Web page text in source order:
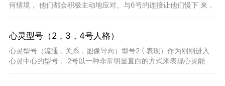
何情境， 他们都会积极主动地应对。与6号的连接让他们慢下 来，
心灵型号（2，3，4号人格）
心灵型号（流通，关系，图像导向）型号2 ( 表现）作为刚刚进入
心灵中心的型号， 2号以一种非常明显直白的方式来表现心灵能